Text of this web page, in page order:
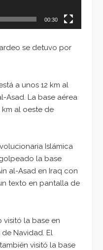
00:30
se detuvo por
a unos 12 km al
Asad. La base aérea
km al oeste de
Islámica
la base
al-Asad en Iraq con
texto en pantalla de
visitó la base en
Navidad. El
visitó la base